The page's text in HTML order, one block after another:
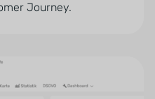
Journey.